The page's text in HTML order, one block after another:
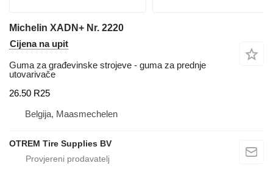
Michelin XADN+ Nr. 2220
Cijena na upit
Guma za građevinske strojeve - guma za prednje
utovarivače
26.50 R25
Belgija, Maasmechelen
OTREM Tire Supplies BV